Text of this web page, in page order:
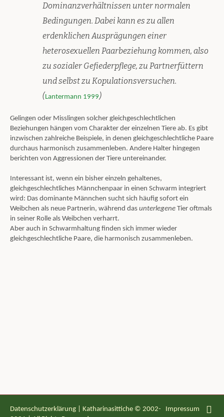
Dominanzverhältnissen unter normalen
Bedingungen. Dabei kann es zu allen
erdenklichen Ausprägungen einer
heterosexuellen Paarbeziehung kommen, also
zu sozialer Gefiederpflege, zu Partnerfüttern
und selbst zu Kopulationsversuchen.
(Lantermann 1999)
Gelingen oder Misslingen solcher gleichgeschlechtlichen
Beziehungen hängen vom Charakter der einzelnen Tiere ab. Es gibt
inzwischen zahlreiche Beispiele, in denen gleichgeschlechtliche Paare
durchaus harmonisch zusammenleben. Andere Halter hingegen
berichten von Aggressionen der Tiere untereinander.
Interessant ist, wenn ein bisher einzeln gehaltenes,
gleichgeschlechtliches Männchenpaar in einen Schwarm integriert
wird: Das dominante Männchen sucht sich häufig sofort ein
Weibchen als neue Partnerin, während dasunterlegene Tier oftmals
in seiner Rolle als Weibchen verharrt.
Aber auch in Schwarmhaltung finden sich immer wieder
gleichgeschlechtliche Paare, die harmonisch zusammenleben.
Impressum
Datenschutzerklärung | Katharinasittiche © 2002-